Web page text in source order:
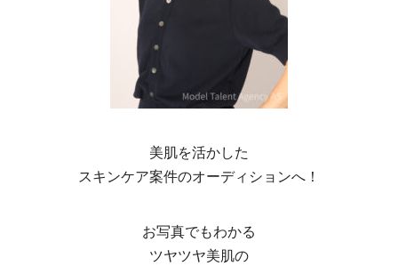
美肌を活かした
スキンケア案件のオーディションへ！
お写真でもわかる
ツヤツヤ美肌の